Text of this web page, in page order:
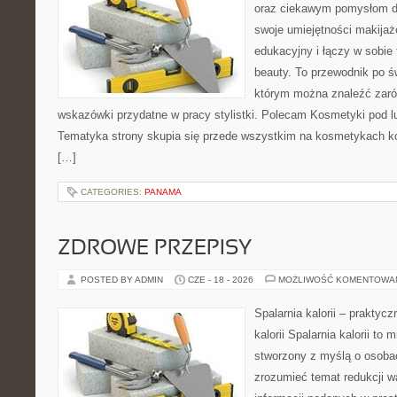
oraz ciekawym pomysłom
swoje umiejętności
edukacyjny i łączy w
beauty. To przewodnik po
którym można znaleźć
wskazówki przydatne w pracy stylistki. Polecam Kosmetyki pod
Tematyka strony skupia się przede wszystkim na kosmetykach
[…]
CATEGORIES: PANAMA
ZDROWE PRZEPISY
POSTED BY ADMIN CZE - 18 - 2026 MOŻLIWOŚĆ
Spalarnia kalorii –
kalorii Spalarnia kalorii to
stworzony z myślą o
zrozumieć temat redukcji